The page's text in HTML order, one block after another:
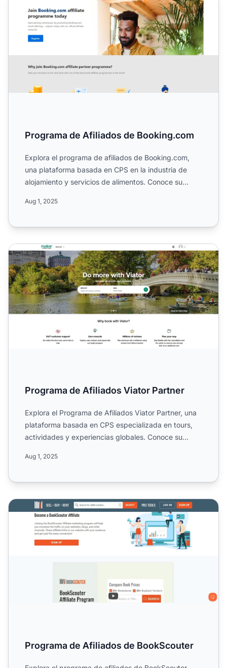
Programa de Afiliados de Booking.com
Explora el programa de afiliados de Booking.com,
una plataforma basada en CPS en la industria de
alojamiento y servicios de alimentos. Conoce su
Aug 1, 2025
Programa de Afiliados Viator Partner
Programa de Afiliados Viator Partner
Explora el Programa de Afiliados Viator Partner, una
plataforma basada en CPS especializada en tours,
actividades y experiencias globales. Conoce su
Aug 1, 2025
Programa de Afiliados de BookScouter
Programa de Afiliados de BookScouter